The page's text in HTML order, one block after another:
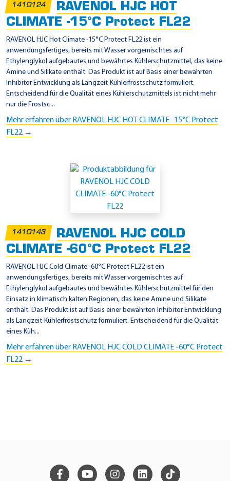
1410124
RAVENOL HJC HOT
CLIMATE -15°C Protect FL22
RAVENOL HJC Hot Climate -15°C Protect FL22 ist ein
anwendungsfertiges, bereits mit Wasser vorgemischtes auf
Ethylenglykol aufgebautes und bewährtes Kühlerschutzmittel, das keine
Amine und Silikate enthält. Das Produkt ist auf Basis einer bewährten
Inhibitor Entwicklung als Langzeit-Kühlerfrostschutz formuliert.
Entscheidend für die Qualität eines Kühlerschutzmittels ist nicht mehr
nur die Frostsc...
Mehr erfahren über RAVENOL HJC HOT CLIMATE -15°C Protect
FL22 →
1410143
RAVENOL HJC COLD
CLIMATE -60°C Protect FL22
RAVENOL HJC Cold Climate -60°C Protect FL22 ist ein
anwendungsfertiges, bereits mit Wasser vorgemischtes auf
Ethylenglykol aufgebautes und bewährtes Kühlerschutzmittel für den
Einsatz in klimatisch kalten Regionen, das keine Amine und Silikate
enthält. Das Produkt ist auf Basis einer bewährten Inhibitor Entwicklung
als Langzeit-Kühlerfrostschutz formuliert. Entscheidend für die Qualität
eines Küh...
Mehr erfahren über RAVENOL HJC COLD CLIMATE -60°C Protect
FL22 →